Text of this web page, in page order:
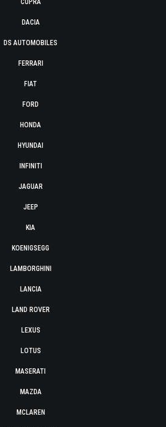
CUPRA
DACIA
DS AUTOMOBILES
FERRARI
FIAT
FORD
HONDA
HYUNDAI
INFINITI
JAGUAR
JEEP
KIA
KOENIGSEGG
LAMBORGHINI
LANCIA
LAND ROVER
LEXUS
LOTUS
MASERATI
MAZDA
MCLAREN